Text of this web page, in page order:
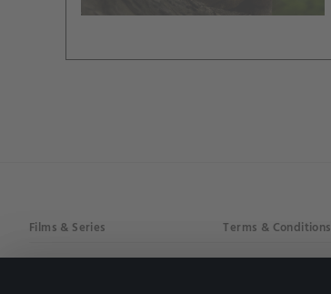
Films & Series Terms & Conditions